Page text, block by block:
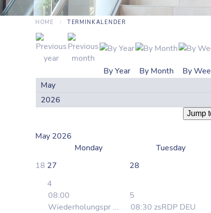
HOME TERMINKALENDER
By Year By Month By
Jump
May 2026
Monday
Tuesday
18 27 28
4
08:00
Wiederholungspr ...
5
08:30 zsRDP DEU